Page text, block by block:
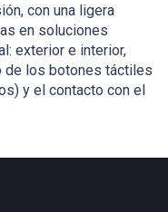
con una ligera
en soluciones
exterior e interior,
de los botones táctiles
y el contacto con el